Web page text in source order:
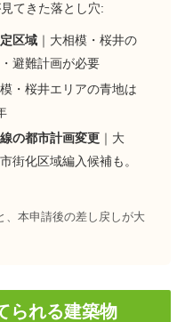
てきた落とし穴:
区域｜大相模・桜井の
避難計画が必要
・桜井エリアの青地は
の都市計画変更｜大
街化区域編入候補も。
、本申請後の差し戻しが大
られる建築物